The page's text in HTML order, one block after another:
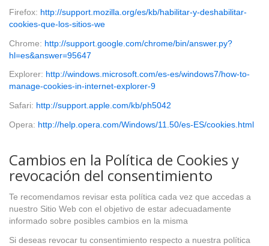
Firefox: http://support.mozilla.org/es/kb/habilitar-y-deshabilitar-
cookies-que-los-sitios-we
Chrome: http://support.google.com/chrome/bin/answer.py?
hl=es&answer=95647
Explorer: http://windows.microsoft.com/es-es/windows7/how-to-
manage-cookies-in-internet-explorer-9
Safari: http://support.apple.com/kb/ph5042
Opera: http://help.opera.com/Windows/11.50/es-ES/cookies.html
Cambios en la Política de Cookies y
revocación del consentimiento
Te recomendamos revisar esta política cada vez que accedas a
nuestro Sitio Web con el objetivo de estar adecuadamente
informado sobre posibles cambios en la misma
Si deseas revocar tu consentimiento respecto a nuestra política